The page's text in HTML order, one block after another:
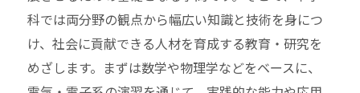
科では両分野の観点から幅広い知識と技術を身につ
け、社会に貢献できる人材を育成する教育・研究を
めざします。まずは数学や物理学などをベースに、